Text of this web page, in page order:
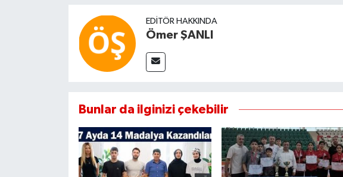
EDITÖR HAKKINDA
Ömer ŞANLI
Bunlar da ilginizi çekebilir